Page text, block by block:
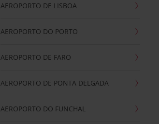
AEROPORTO DE LISBOA
AEROPORTO DO PORTO
AEROPORTO DE FARO
AEROPORTO DE PONTA DELGADA
AEROPORTO DO FUNCHAL